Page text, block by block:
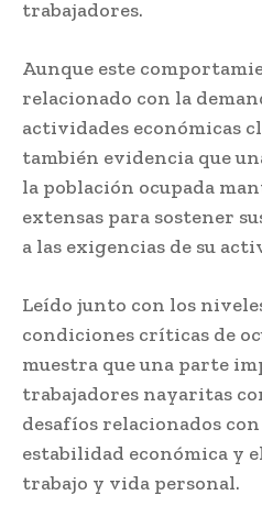
trabajadores.
Aunque este
relacionado con la
actividades económicas
también evidencia que
la población ocupada
extensas para sostener
a las exigencias de su
Leído junto con los
condiciones críticas de
muestra que una parte
trabajadores nayaritas
desafíos relacionados
estabilidad económica y
trabajo y vida personal.